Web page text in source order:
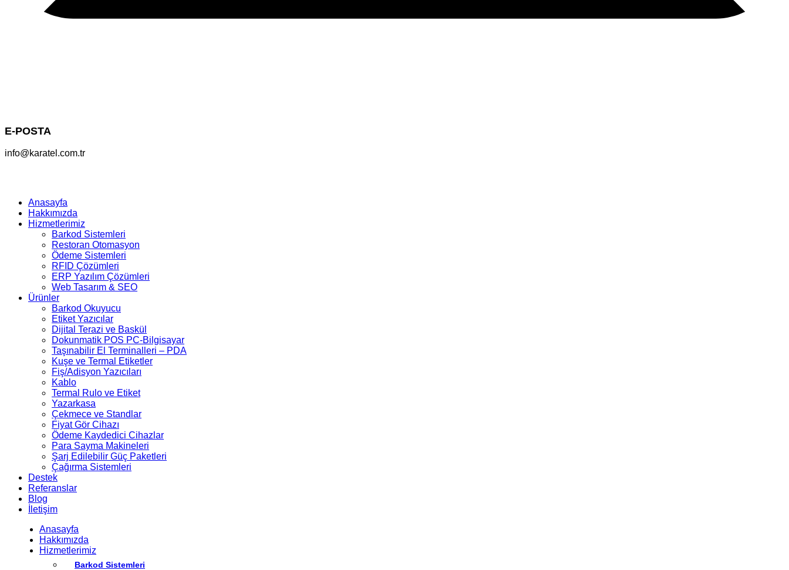
E-POSTA
info@karatel.com.tr
Anasayfa
Hakkımızda
Hizmetlerimiz
Barkod Sistemleri
Restoran Otomasyon
Ödeme Sistemleri
RFID Çözümleri
ERP Yazılım Çözümleri
Web Tasarım & SEO
Ürünler
Barkod Okuyucu
Etiket Yazıcılar
Dijital Terazi ve Baskül
Dokunmatik POS PC-Bilgisayar
Taşınabilir El Terminalleri – PDA
Kuşe ve Termal Etiketler
Fiş/Adisyon Yazıcıları
Kablo
Termal Rulo ve Etiket
Yazarkasa
Çekmece ve Standlar
Fiyat Gör Cihazı
Ödeme Kaydedici Cihazlar
Para Sayma Makineleri
Şarj Edilebilir Güç Paketleri
Çağırma Sistemleri
Destek
Referanslar
Blog
İletişim
Anasayfa
Hakkımızda
Hizmetlerimiz
Barkod Sistemleri